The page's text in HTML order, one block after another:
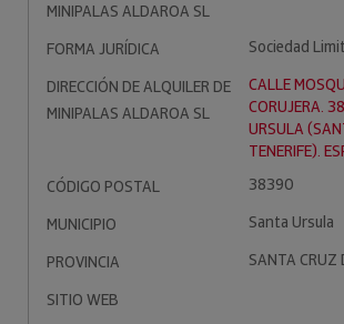
MINIPALAS ALDAROA SL
FORMA JURÍDICA
Sociedad
DIRECCIÓN DE ALQUILER DE
MINIPALAS ALDAROA SL
CALLE
CORUJERA.
URSULA
TENERIFE).
CÓDIGO POSTAL
38390
MUNICIPIO
Santa Ursula
PROVINCIA
SANTA CRUZ
SITIO WEB